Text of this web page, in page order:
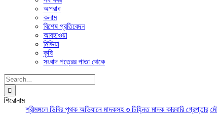
অপরাধ
কলাম
বিশেষ প্রতিবেদন
আবহাওয়া
মিডিয়া
কৃষি
সংবাদ পত্রের পাতা থেকে
Search
for:
শিরোনাম
শ্রীমঙ্গলে ডিবির পৃথক অভিযানে মাদকসহ ৩ চিহ্নিত মাদক কারবারি গ্রেপ্তার